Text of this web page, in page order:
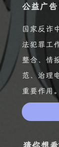
公益广告
国家反诈
法犯罪工
整合、情
范、治理
重要作用。